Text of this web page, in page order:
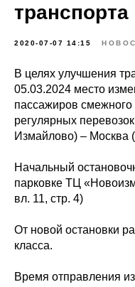
транспорта
2020-07-07 14:15
В целях улучшения
05.03.2024 место
пассажиров
регулярных
Измайлово) – Москва
Начальный
парковке ТЦ
вл. 11, стр. 4)
От новой остановки
класса.
Время отправления